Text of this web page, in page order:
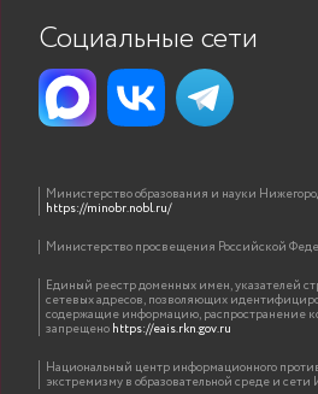
Социальные сети
Министерство образования и науки
https://minobr.nobl.ru/
Министерство просвещения Российской
Единый реестр доменных имен, указателей
сетевых адресов, позволяющих
содержащие информацию, распространение
запрещеноhttps://eais.rkn.gov.ru
Национальный центр информационного
экстремизму в образовательной среде и сети